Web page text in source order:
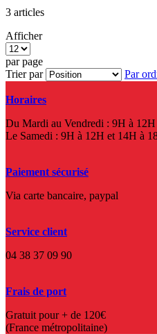
3 articles
Afficher
par page
Trier par
Par
Horaires
Du Mardi au Vendredi : 9H à
Le Samedi : 9H à 12H et 14H à
Paiement sécurisé
Via carte bancaire, paypal
Service client
04 38 37 09 90
Frais de port
Gratuit pour + de 120€
(France métropolitaine)